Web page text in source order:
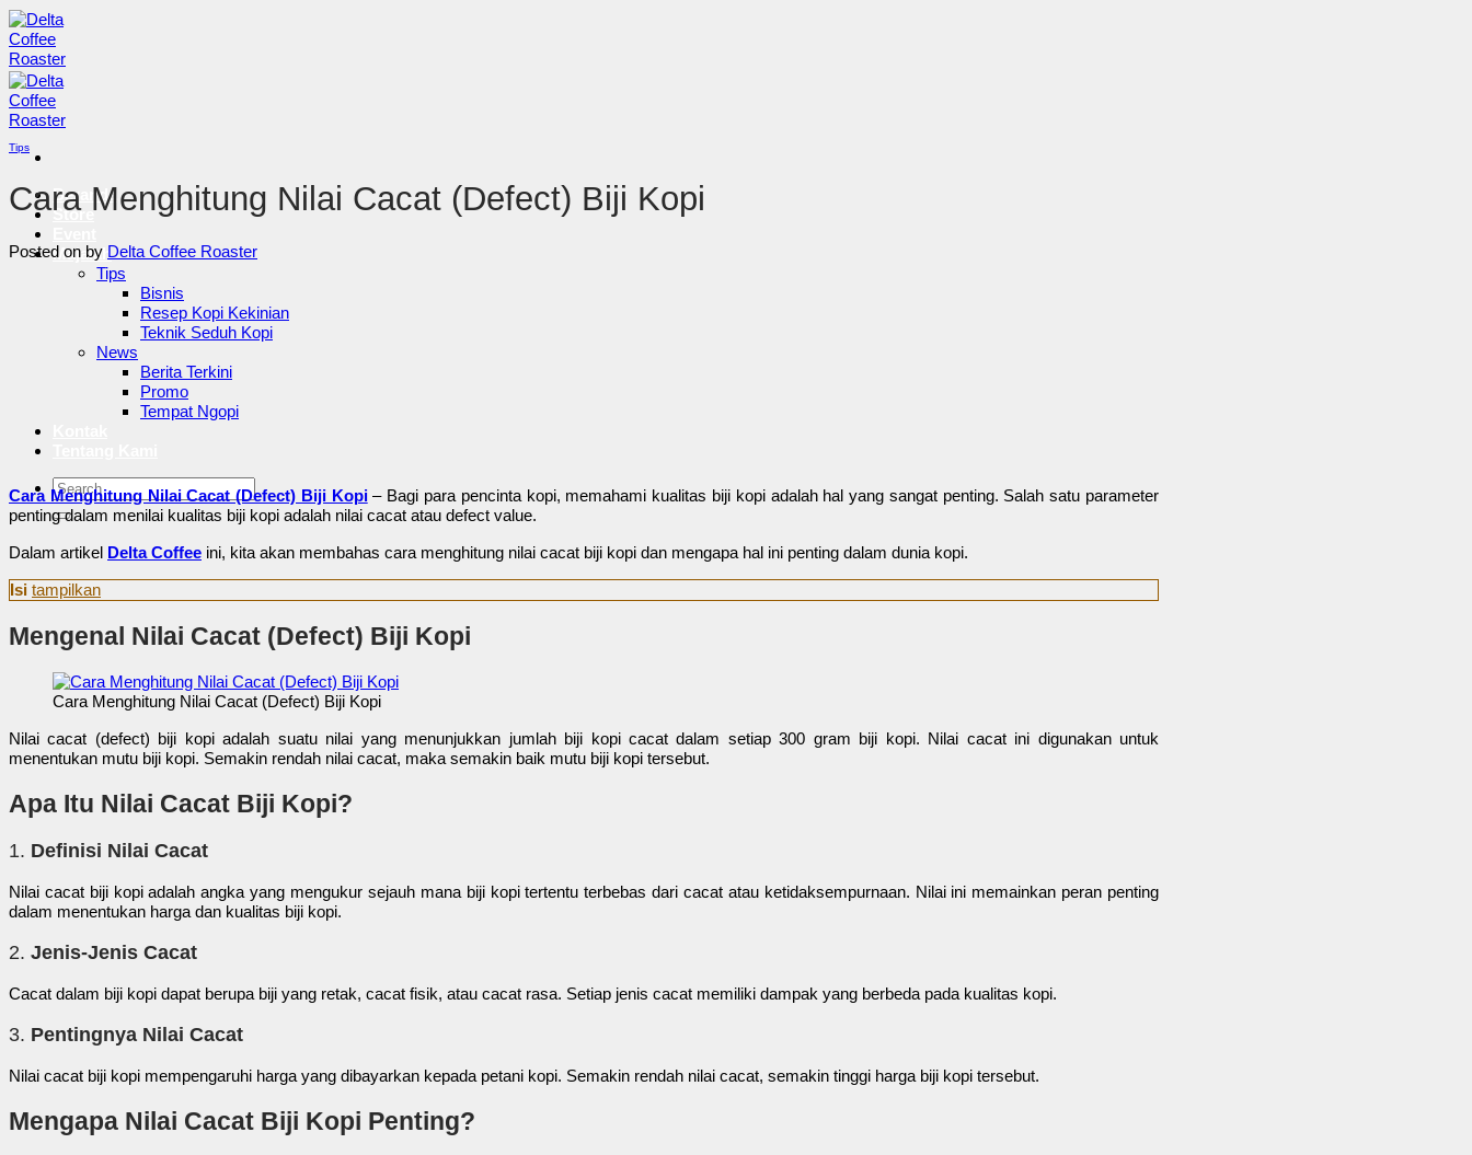
Skip
to
content
Beranda
Store
Majalah
Tips
Bisnis
Resep Kopi Kekinian
Teknik Seduh Kopi
News
Berita Terkini
Promo
Tempat Ngopi
Pencarian
untuk:
Tips
Cara Menghitung Nilai Cacat (Defect) Biji Kopi
Posted on by Delta Coffee Roaster
Cara Menghitung Nilai Cacat (Defect) Biji Kopi– Bagi para pencinta kopi, memahami kualitas biji kopi adalah hal yang sangat penting. Salah satu parameter
penting dalam menilai kualitas biji kopi adalah nilai cacat atau defect value.
Dalam artikel Delta Coffee ini, kita akan membahas cara menghitung nilai cacat biji kopi dan mengapa hal ini penting dalam dunia kopi.
Isi tampilkan
Mengenal Nilai Cacat (Defect) Biji Kopi
Cara Menghitung Nilai Cacat (Defect) Biji Kopi
Nilai cacat (defect) biji kopi adalah suatu nilai yang menunjukkan jumlah biji kopi cacat dalam setiap 300 gram biji kopi. Nilai cacat ini digunakan untuk
menentukan mutu biji kopi. Semakin rendah nilai cacat, maka semakin baik mutu biji kopi tersebut.
Apa Itu Nilai Cacat Biji Kopi?
1. Definisi Nilai Cacat
Nilai cacat biji kopi adalah angka yang mengukur sejauh mana biji kopi tertentu terbebas dari cacat atau ketidaksempurnaan. Nilai ini memainkan peran penting
dalam menentukan harga dan kualitas biji kopi.
2. Jenis-Jenis Cacat
Cacat dalam biji kopi dapat berupa biji yang retak, cacat fisik, atau cacat rasa. Setiap jenis cacat memiliki dampak yang berbeda pada kualitas kopi.
3. Pentingnya Nilai Cacat
Nilai cacat biji kopi mempengaruhi harga yang dibayarkan kepada petani kopi. Semakin rendah nilai cacat, semakin tinggi harga biji kopi tersebut.
Mengapa Nilai Cacat Biji Kopi Penting?